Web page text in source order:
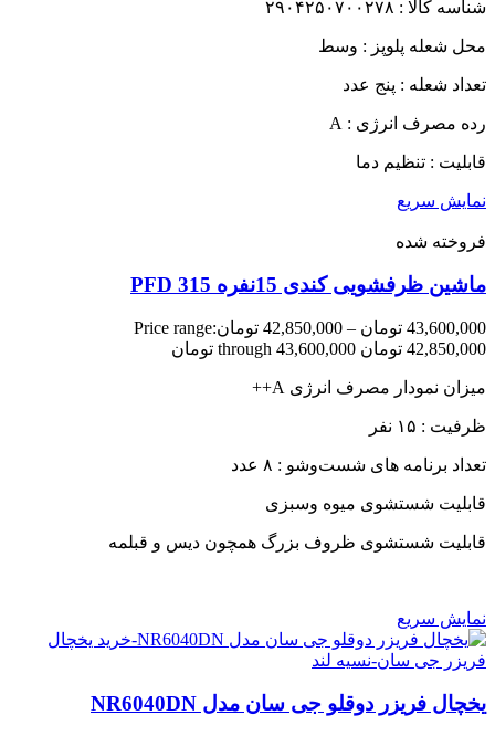
شناسه کالا : ۲۹۰۴۲۵۰۷۰۰۲۷۸
محل شعله پلوپز : وسط
تعداد شعله : پنج عدد
رده مصرف انرژی : A
قابلیت : تنظیم دما
نمایش سریع
فروخته شده
ماشین ظرفشویی کندی 15نفره PFD 315
43,600,000 تومان –
42,850,000 تومانPrice range:
42,850,000 تومان through 43,600,000 تومان
میزان نمودار مصرف انرژی A++
ظرفیت : ۱۵ نفر
تعداد برنامه های شست‌وشو : ۸ عدد
قابلیت شستشوی میوه وسبزی
قابلیت شستشوی ظروف بزرگ همچون دیس و قبلمه
نمایش سریع
یخچال فریزر دوقلو جی سان مدل NR6040DN